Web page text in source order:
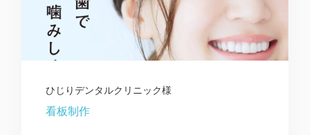
ひじりデンタルクリニック様
看板制作